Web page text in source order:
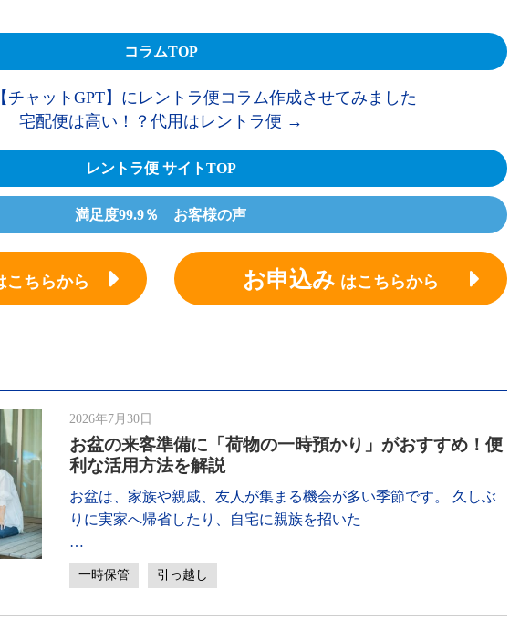
コラムTOP
チャットGPT】にレントラ便コラム作成させてみました
宅配便は高い！？代用はレントラ便 →
レントラ便 サイトTOP
満足度99.9％ お客様の声
こちらから お申込み はこちらから
2026年7月30日
お盆の来客準備に「荷物の一時預かり」がおすすめ！便
利な活用方法を解説
お盆は、家族や親戚、友人が集まる機会が多い季節です。 久しぶ
りに実家へ帰省したり、自宅に親族を招いた
…
一時保管 引っ越し